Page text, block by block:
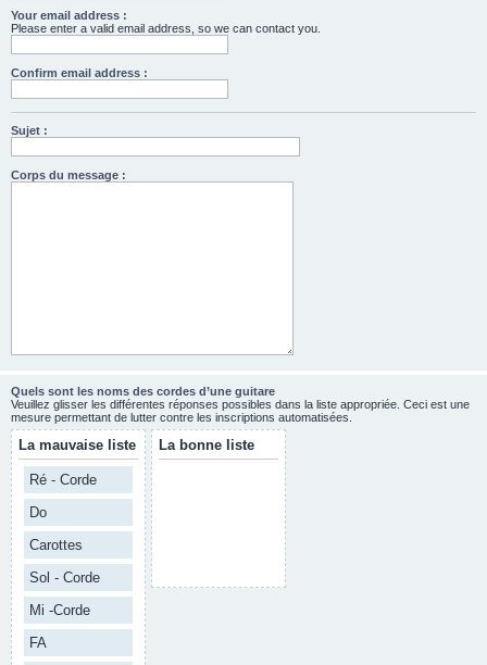
Your email address :
Please enter a valid email address, so we can contact you.
Confirm email address :
Sujet :
Corps du message :
Quels sont les noms des cordes d’une guitare
Veuillez glisser les différentes réponses possibles dans la liste appropriée. Ceci est une
mesure permettant de lutter contre les inscriptions automatisées.
La mauvaise liste
Ré - Corde
Do
Carottes
Sol - Corde
Mi -Corde
FA
La bonne liste